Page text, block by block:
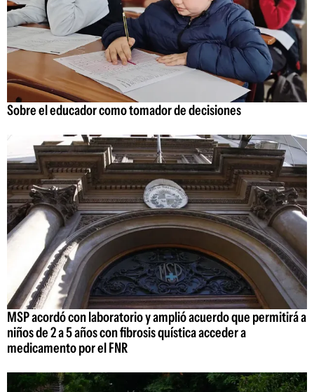
Sobre el educador como tomador de decisiones
MSP acordó con laboratorio y amplió acuerdo que permitirá a
niños de 2 a 5 años con fibrosis quística acceder a
medicamento por el FNR